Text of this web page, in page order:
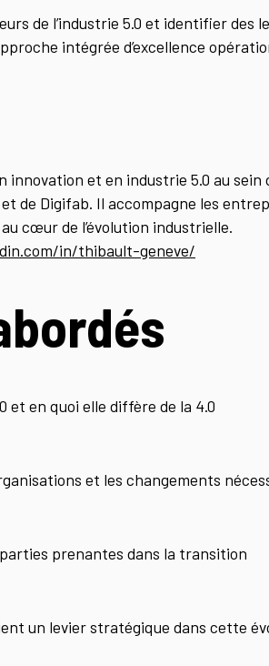
de l’industrie 5.0 et identifier des
intégrée d’excellence
innovation et en industrie 5.0 au sein
et de Digifab. Il accompagne les
cœur de l’évolution industrielle.
in/thibault-geneve/
et en quoi elle diffère de la 4.0
et les changements
parties prenantes dans la transition
un levier stratégique dans cette